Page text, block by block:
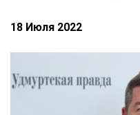
18 Июля 2022